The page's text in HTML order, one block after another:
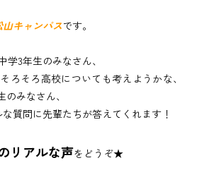
キャンパスです。
3年生のみなさん、
ろそろ高校についても考えようかな、
みなさん、
質問に先輩たちが答えてくれます！
リアルな声をどうぞ★